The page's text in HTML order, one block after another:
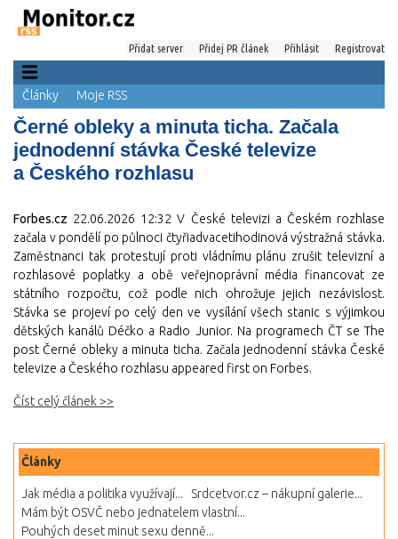
Přidat server Přidej PR článek Přihlásit Registrovat
Články Moje RSS
Černé obleky a minuta ticha. Začala
jednodenní stávka České televize
a Českého rozhlasu
Forbes.cz 22.06.2026 12:32 V České televizi a Českém rozhlase
začala v pondělí po půlnoci čtyřiadvacetihodinová výstražná stávka.
Zaměstnanci tak protestují proti vládnímu plánu zrušit televizní a
rozhlasové poplatky a obě veřejnoprávní média financovat ze
státního rozpočtu, což podle nich ohrožuje jejich nezávislost.
Stávka se projeví po celý den ve vysílání všech stanic s výjimkou
dětských kanálů Déčko a Radio Junior. Na programech ČT se The
post Černé obleky a minuta ticha. Začala jednodenní stávka České
televize a Českého rozhlasu appeared first on Forbes.
Číst celý článek >>
Články
Jak média a politika využívají...
Srdcetvor.cz – nákupní galerie...
Mám být OSVČ nebo jednatelem vlastní...
Pouhých deset minut sexu denně...